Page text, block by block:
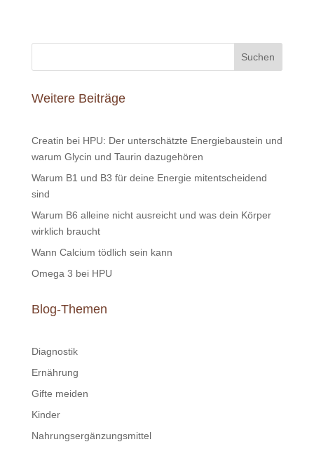
Suchen
Weitere Beiträge
Creatin bei HPU: Der unterschätzte Energiebaustein und
warum Glycin und Taurin dazugehören
Warum B1 und B3 für deine Energie mitentscheidend
sind
Warum B6 alleine nicht ausreicht und was dein Körper
wirklich braucht
Wann Calcium tödlich sein kann
Omega 3 bei HPU
Blog-Themen
Diagnostik
Ernährung
Gifte meiden
Kinder
Nahrungsergänzungsmittel